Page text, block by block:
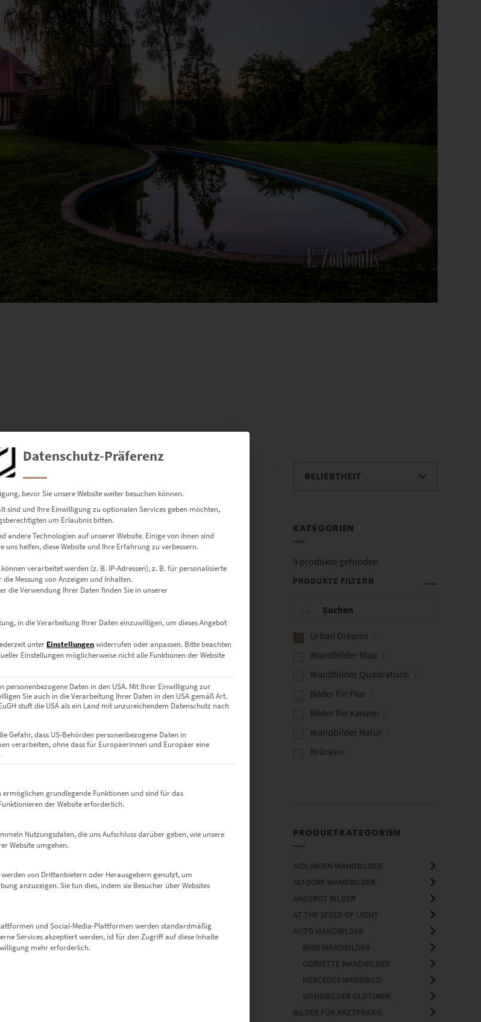
Dieses Produkt weist mehrere Varianten auf. Die Optionen können auf der Produktseite gewählt werden
EZ00745 Villa Schwalbenhof im Winter
Enthält 19% Mwst.
zzgl.Versand
Dieses Produkt weist mehrere Varianten auf. Die Optionen können auf der Produktseite gewählt werden
KATEGORIEN
9 produkte gefunden
PRODUKTE FILTERN
Urban Dreams
Wandbilder Blau
Wandbilder Quadratisch
Bilder für Flur
Bilder für Kanzlei
Wandbilder Natur
Brücken
PRODUKTKATEGORIEN
AIDLINGEN WANDBILDER
ALTDORF WANDBILDER
ANGEBOT BILDER
AT THE SPEED OF LIGHT
AUTO WANDBILDER
BMW WANDBILDER
CORVETTE WANDBILDER
MERCEDES WANDBILD
WANDBILDER OLDTIMER
BILDER FÜR ARZTPRAXIS
Datenschutz-Präferenz
bevor Sie unsere Website weiter besuchen können.
sind und Ihre Einwilligung zu optionalen Services geben möchten,
um Erlaubnis bitten.
andere Technologien auf unserer Website. Einige von ihnen sind
uns helfen, diese Website und Ihre Erfahrung zu verbessern.
verarbeitet werden (z. B. IP-Adressen), z. B. für personalisierte
Messung von Anzeigen und Inhalten.
die Verwendung Ihrer Daten finden Sie in unserer
in die Verarbeitung Ihrer Daten einzuwilligen, um dieses Angebot
unter Einstellungenwiderrufen oder anpassen. Bitte beachten
Einstellungen möglicherweise nicht alle Funktionen der Website
personenbezogene Daten in den USA. Mit Ihrer Einwilligung zur
Sie auch in die Verarbeitung Ihrer Daten in den USA gemäß Art.
stuft die USA als ein Land mit unzureichendem Datenschutz nach
Gefahr, dass US-Behörden personenbezogene Daten in
verarbeiten, ohne dass für Europäerinnen und Europäer eine
Service-Gruppen, für die eine Einwilligung erteilt werden kann. Die erste Service-Gruppe ist essenziell und kann nicht
ermöglichen grundlegende Funktionen und sind für das
der Website erforderlich.
Nutzungsdaten, die uns Aufschluss darüber geben, wie unsere
Website umgehen.
werden von Drittanbietern oder Herausgebern genutzt, um
anzuzeigen. Sie tun dies, indem sie Besucher über Websites
und Social-Media-Plattformen werden standardmäßig
Services akzeptiert werden, ist für den Zugriff auf diese Inhalte
mehr erforderlich.